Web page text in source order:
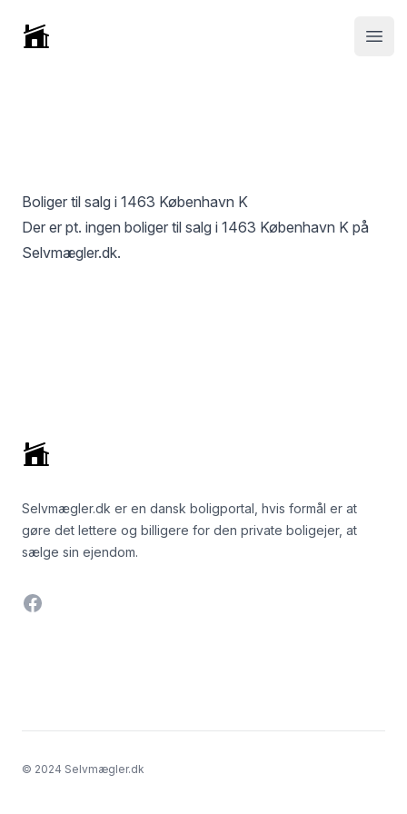
Selvmægler
Boliger til salg i 1463 København K
Der er pt. ingen boliger til salg i 1463 København K på
Selvmægler.dk.
Selvmægler.dk er en dansk boligportal, hvis formål er at
gøre det lettere og billigere for den private boligejer, at
sælge sin ejendom.
Facebook
© 2024 Selvmægler.dk